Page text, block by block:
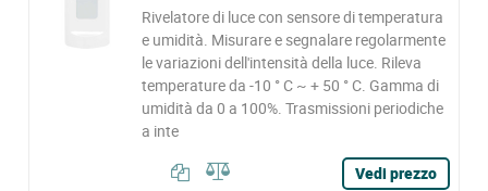
Rivelatore di luce con sensore di temperatura
e umidità. Misurare e segnalare regolarmente
le variazioni dell'intensità della luce. Rileva
temperature da -10 ° C ~ + 50 ° C. Gamma di
umidità da 0 a 100%. Trasmissioni periodiche
a inte
Vedi prezzo